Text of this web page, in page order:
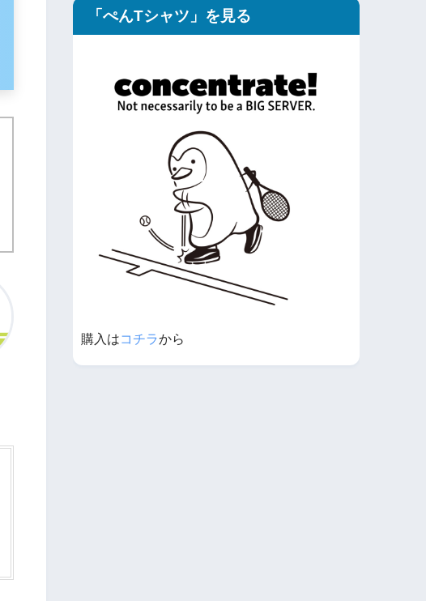
「ぺんTシャツ」を見る
購入はコチラから